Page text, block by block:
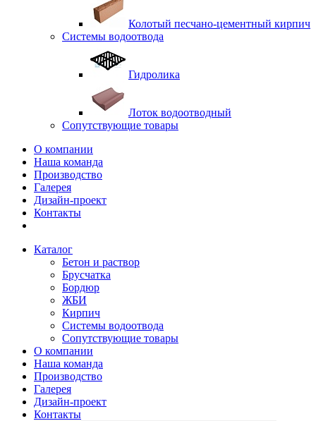
Колотый песчано-цементный кирпич
Системы водоотвода
Гидролика
Лоток водоотводный
Сопутствующие товары
О компании
Наша команда
Производство
Галерея
Дизайн-проект
Контакты
Каталог
Бетон и раствор
Брусчатка
Бордюр
ЖБИ
Кирпич
Системы водоотвода
Сопутствующие товары
О компании
Наша команда
Производство
Галерея
Дизайн-проект
Контакты